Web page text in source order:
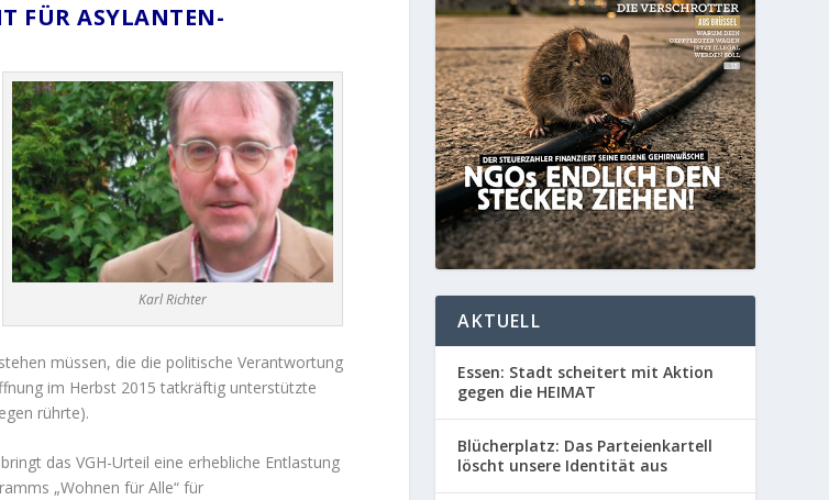
FÜR ASYLANTEN-
Karl Richter
müssen, die die politische Verantwortung
im Herbst 2015 tatkräftig unterstützte
rührte).
das VGH-Urteil eine erhebliche Entlastung
„Wohnen für Alle“ für
AKTUELL
Essen: Stadt scheitert mit Aktion
gegen die HEIMAT
Blücherplatz: Das Parteienkartell
löscht unsere Identität aus